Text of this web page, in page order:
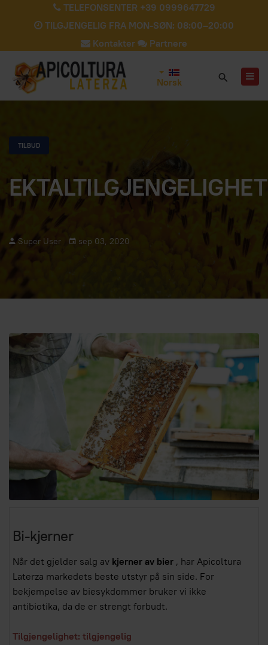
TELEFONSENTER +39 0999647729
TILGJENGELIG FRA MON-SØN: 08:00–20:00
Kontakter
Partnere
Norsk
TILBUD
EKTALTILGJENGELIGHET
Super User sep 03, 2020
Bi-kjerner
Når det gjelder salg av kjerner av bier , har Apicoltura
Laterza markedets beste utstyr på sin side. For
bekjempelse av biesykdommer bruker vi ikke
antibiotika, da de er strengt forbudt.
Tilgjengelighet: tilgjengelig